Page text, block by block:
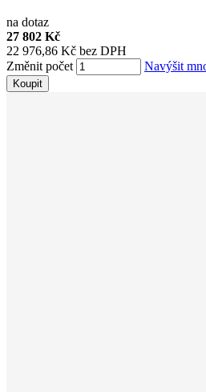
na dotaz
27 802 Kč
22 976,86 Kč bez DPH
Změnit počet
Navýšit
Koupit